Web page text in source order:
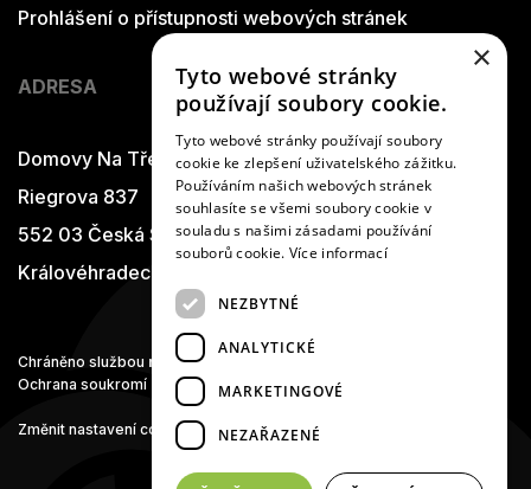
Prohlášení o přístupnosti webových stránek
ADRESA
Domovy Na Třešňovce
Riegrova 837
552 03 Česká Skalice
Královéhradecký kraj
Chráněno službou reCAPTCHA
Ochrana soukromí
Smluvní podmínky
Změnit nastavení cookies
×
Tyto webové stránky
používají soubory cookie.
Tyto webové stránky používají soubory
cookie ke zlepšení uživatelského zážitku.
Používáním našich webových stránek
souhlasíte se všemi soubory cookie v
souladu s našimi zásadami používání
souborů cookie. Více informací
NEZBYTNÉ
ANALYTICKÉ
MARKETINGOVÉ
NEZAŘAZENÉ